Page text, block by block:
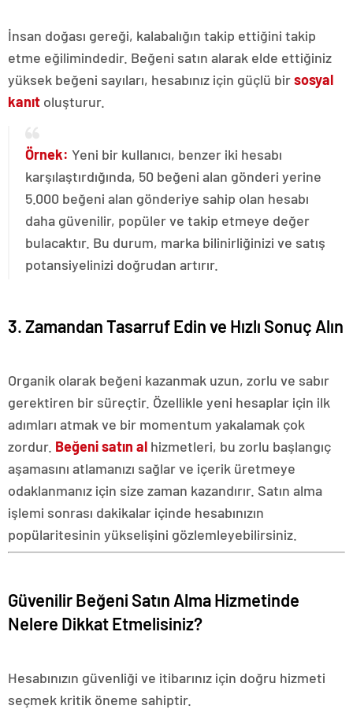
İnsan doğası gereği, kalabalığın takip ettiğini takip
etme eğilimindedir. Beğeni satın alarak elde ettiğiniz
yüksek beğeni sayıları, hesabınız için güçlü birsosyal
kanıt oluşturur.
Örnek: Yeni bir kullanıcı, benzer iki hesabı
karşılaştırdığında, 50 beğeni alan gönderi yerine
5.000 beğeni alan gönderiye sahip olan hesabı
daha güvenilir, popüler ve takip etmeye değer
bulacaktır. Bu durum, marka bilinirliğinizi ve satış
potansiyelinizi doğrudan artırır.
3. Zamandan Tasarruf Edin ve Hızlı Sonuç Alın
Organik olarak beğeni kazanmak uzun, zorlu ve sabır
gerektiren bir süreçtir. Özellikle yeni hesaplar için ilk
adımları atmak ve bir momentum yakalamak çok
zordur. Beğeni satın al hizmetleri, bu zorlu başlangıç
aşamasını atlamanızı sağlar ve içerik üretmeye
odaklanmanız için size zaman kazandırır. Satın alma
işlemi sonrası dakikalar içinde hesabınızın
popülaritesinin yükselişini gözlemleyebilirsiniz.
Güvenilir Beğeni Satın Alma Hizmetinde
Nelere Dikkat Etmelisiniz?
Hesabınızın güvenliği ve itibarınız için doğru hizmeti
seçmek kritik öneme sahiptir.